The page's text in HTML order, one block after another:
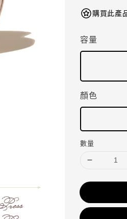
購買此產
容量
顏色
數量